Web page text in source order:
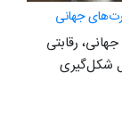
جهانی
رقابتی
شکل‌گیری